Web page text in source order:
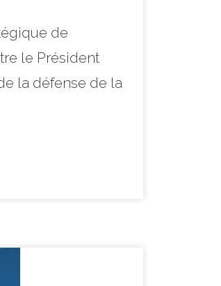
de
le Président
la défense de la